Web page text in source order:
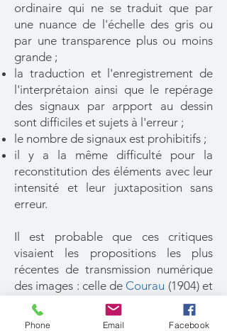
ordinaire qui ne se traduit que par
une nuance de l'échelle des gris ou
par une transparence plus ou moins
grande ;
la traduction et l'enregistrement de
l'interprétaion ainsi que le repérage
des signaux par arpport au dessin
sont difficiles et sujets à l'erreur ;
le nombre de signaux est prohibitifs ;
il y a la même difficulté pour la
reconstitution des éléments avec leur
intensité et leur juxtaposition sans
erreur.
Il est probable que ces critiques
visaient les propositions les plus
récentes de transmission numérique
des images : celle de Courau (1904) et
celle de
Montagna
(1909), reprise
dans le brevet français deJuan
Phone Email Facebook